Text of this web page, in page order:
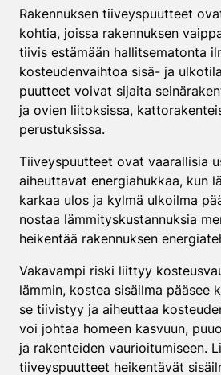
Rakennuksen tiiveyspuutteet
kohtia, joissa rakennuksen
tiivis estämään hallitsematonta
kosteudenvaihtoa sisä- ja
puutteet voivat sijaita
ja ovien liitoksissa,
perustuksissa.
Tiiveyspuutteet ovat vaarallisia
aiheuttavat energiahukkaa, kun
karkaa ulos ja kylmä ulkoilma
nostaa lämmityskustannuksia
heikentää rakennuksen
Vakavampi riski liittyy
lämmin, kostea sisäilma pääsee
se tiivistyy ja aiheuttaa
voi johtaa homeen kasvuun,
ja rakenteiden vaurioitumiseen.
tiiveyspuutteet heikentävät